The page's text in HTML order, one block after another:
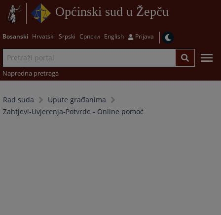
Općinski sud u Žepču
Bosanski Hrvatski Srpski Српски English Prijava
Napredna pretraga
Rad suda
Upute građanima
Zahtjevi-Uvjerenja-Potvrde - Online pomoć